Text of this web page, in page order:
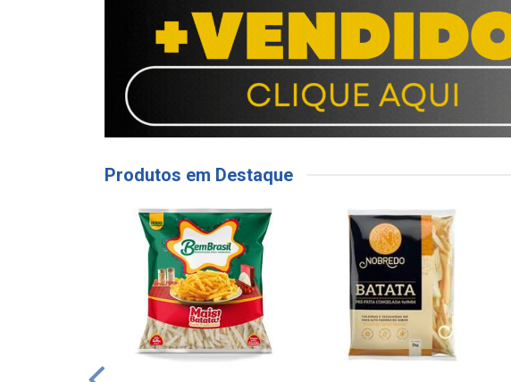
Produtos em Destaque